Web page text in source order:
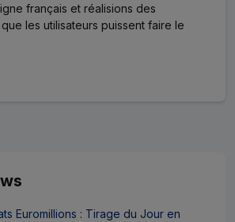
français et réalisions des
les utilisateurs puissent faire le
Euromillions : Tirage du Jour en